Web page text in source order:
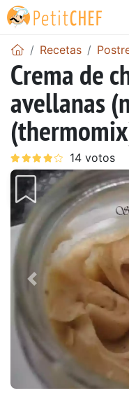
Recetas
Crema de
avellanas
Anterior